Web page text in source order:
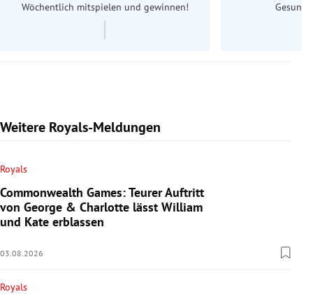
Wöchentlich mitspielen und gewinnen!
Weitere Royals-Meldungen
Royals
Commonwealth Games: Teurer Auftritt
von George & Charlotte lässt William
und Kate erblassen
03.08.2026
Royals